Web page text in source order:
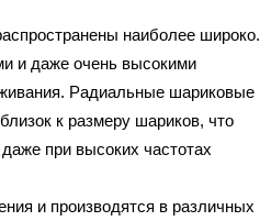
наиболее широко.
и даже очень высокими
Радиальные шариковые
к размеру шариков, что
при высоких частотах
и производятся в различных